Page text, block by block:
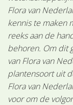
Flora van
kennis te maken
reeks aan de
behoren. Om dit
van Flora van
plantensoort uit
Flora van
voor om de